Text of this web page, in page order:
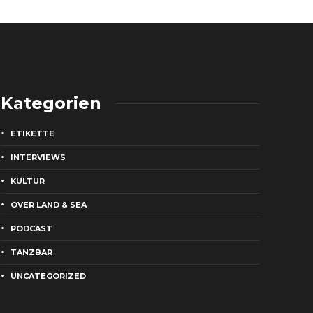
Kategorien
ETIKETTE
INTERVIEWS
KULTUR
OVER LAND & SEA
PODCAST
TANZBAR
UNCATEGORIZED